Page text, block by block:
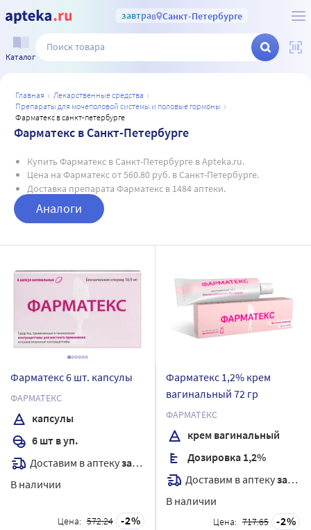
завтрав Санкт-Петербурге
Каталог
главная
лекарственные средства
препараты для мочеполовой системы и половые гормоны
фарматекс в санкт-петербурге
Фарматекс в Санкт-Петербурге
Купить Фарматекс в Санкт-Петербурге в Apteka.ru.
Цена на Фарматекс от 560.80 руб. в Санкт-Петербурге.
Доставка препарата Фарматекс в 1484 аптеки.
Аналоги
Фарматекс 6 шт. капсулы
ФАРМАТЕКС
капсулы
6 шт в уп.
Доставим в аптекузавтра
В наличии
Цена: 572.24 2
Фарматекс 1,2% крем
вагинальный 72 гр
ФАРМАТЕКС
крем вагинальный
Дозировка 1,2%
Доставим в аптекузавтра
В наличии
Цена: 717.65 2